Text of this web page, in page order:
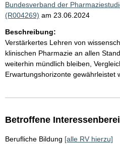
Bundesverband der
(R004269) am 23.06.2024
Beschreibung:
Verstärkertes Lehren von
klinischen Pharmazie an allen
weiterhin mündlich bleiben,
Erwartungshorizonte gewährleistet
Betroffene
Berufliche Bildung [alle RV hierzu]